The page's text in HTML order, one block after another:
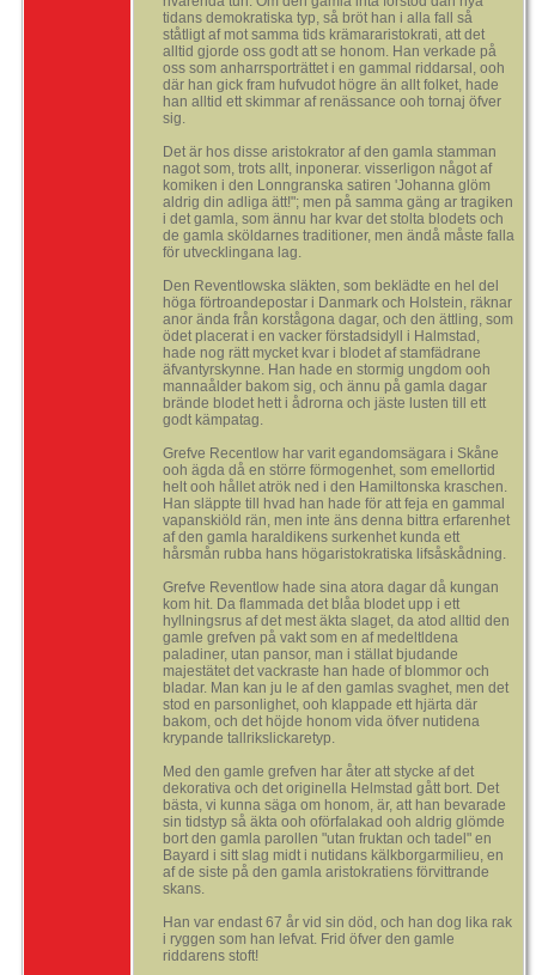
tidans demokratiska typ, så bröt han i alla fall så
ståtligt af mot samma tids krämararistokrati, att det
alltid gjorde oss godt att se honom. Han verkade på
oss som anharrsporträttet i en gammal riddarsal, ooh
där han gick fram hufvudot högre än allt folket, hade
han alltid ett skimmar af renässance ooh tornaj öfver
sig.
Det är hos disse aristokrator af den gamla stamman
nagot som, trots allt, inponerar. visserligon något af
komiken i den Lonngranska satiren 'Johanna glöm
aldrig din adliga ätt!"; men på samma gäng ar tragiken
i det gamla, som ännu har kvar det stolta blodets och
de gamla sköldarnes traditioner, men ändå måste falla
för utvecklingana lag.
Den Reventlowska släkten, som beklädte en hel del
höga förtroandepostar i Danmark och Holstein, räknar
anor ända från korstågona dagar, och den ättling, som
ödet placerat i en vacker förstadsidyll i Halmstad,
hade nog rätt mycket kvar i blodet af stamfädrane
äfvantyrskynne. Han hade en stormig ungdom ooh
mannaålder bakom sig, och ännu på gamla dagar
brände blodet hett i ådrorna och jäste lusten till ett
godt kämpatag.
Grefve Recentlow har varit egandomsägara i Skåne
ooh ägda då en större förmogenhet, som emellortid
helt ooh hållet atrök ned i den Hamiltonska kraschen.
Han släppte till hvad han hade för att feja en gammal
vapanskiöld rän, men inte äns denna bittra erfarenhet
af den gamla haraldikens surkenhet kunda ett
hårsmån rubba hans högaristokratiska lifsåskådning.
Grefve Reventlow hade sina atora dagar då kungan
kom hit. Da flammada det blåa blodet upp i ett
hyllningsrus af det mest äkta slaget, da atod alltid den
gamle grefven på vakt som en af medeltldena
paladiner, utan pansor, man i ställat bjudande
majestätet det vackraste han hade of blommor och
bladar. Man kan ju le af den gamlas svaghet, men det
stod en parsonlighet, ooh klappade ett hjärta där
bakom, och det höjde honom vida öfver nutidena
krypande tallrikslickaretyp.
Med den gamle grefven har åter att stycke af det
dekorativa och det originella Helmstad gått bort. Det
bästa, vi kunna säga om honom, är, att han bevarade
sin tidstyp så äkta ooh oförfalakad ooh aldrig glömde
bort den gamla parollen "utan fruktan och tadel" en
Bayard i sitt slag midt i nutidans kälkborgarmilieu, en
af de siste på den gamla aristokratiens förvittrande
skans.
Han var endast 67 år vid sin död, och han dog lika rak
i ryggen som han lefvat. Frid öfver den gamle
riddarens stoft!